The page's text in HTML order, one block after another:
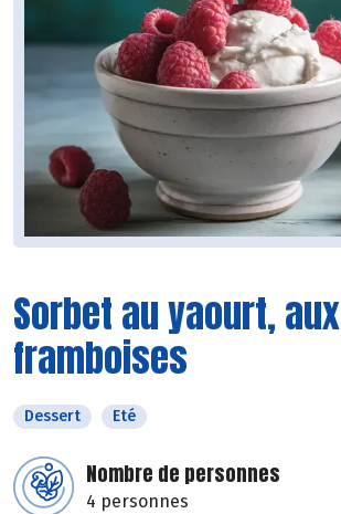
Sorbet au yaourt, aux
framboises
Dessert Eté
Nombre de personnes
4 personnes